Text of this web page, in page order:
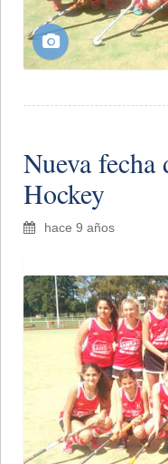
Nueva fecha
Hockey
hace 9 años